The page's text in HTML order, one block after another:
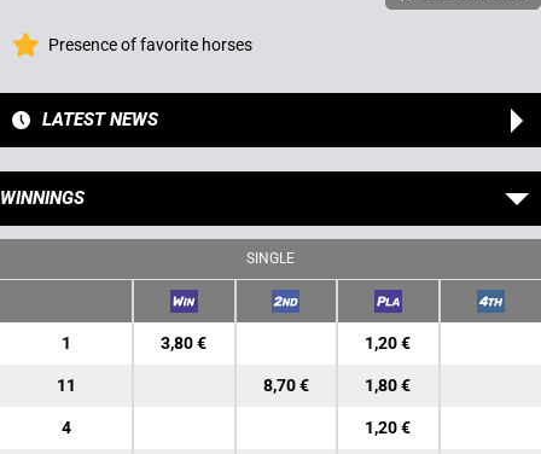
Presence of favorite horses
LATEST NEWS
WINNINGS
SINGLE
1 3,80 € 1,20 €
11 8,70 € 1,80 €
4 1,20 €